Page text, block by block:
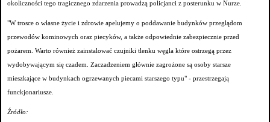
okoliczności tego tragicznego zdarzenia prowadzą policjanci z posterunku w Nurze.
"W trosce o własne życie i zdrowie apelujemy o poddawanie budynków przeglądom
przewodów kominowych oraz piecyków, a także odpowiednie zabezpiecznie przed
pożarem. Warto również zainstalować czujniki tlenku węgla które ostrzegą przez
wydobywającym się czadem. Zaczadzeniem głównie zagrożone są osoby starsze
mieszkające w budynkach ogrzewanych piecami starszego typu" - przestrzegają
funckjonariusze.
Źródło: